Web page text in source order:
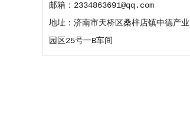
邮箱：2334863691@qq.com
地址：济南市天桥区桑梓店镇中德产业
园区25号一B车间